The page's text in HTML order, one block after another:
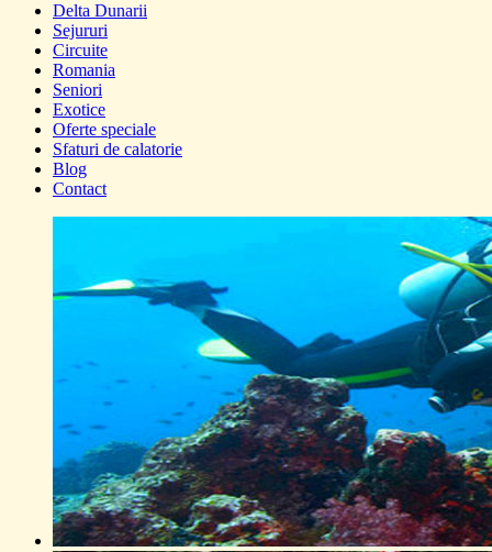
Delta Dunarii
Sejururi
Circuite
Romania
Seniori
Exotice
Oferte speciale
Sfaturi de calatorie
Blog
Contact